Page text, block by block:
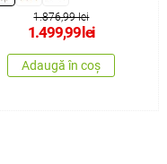
1.876,99 lei
1.499,99 lei
Adaugă în coș